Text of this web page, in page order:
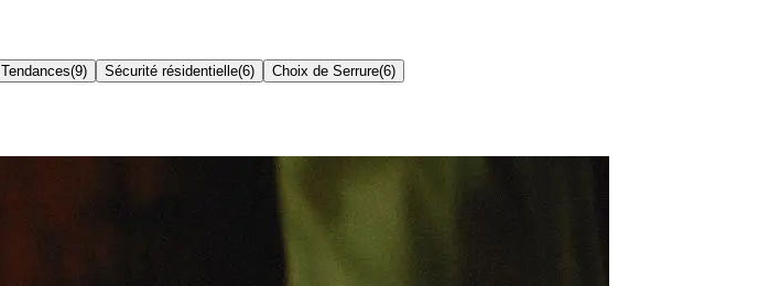
Tendances(9) Sécurité résidentielle(6) Choix de Serrure(6)